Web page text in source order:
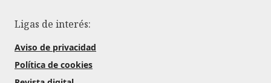
Ligas de interés:
Aviso de privacidad
Política de cookies